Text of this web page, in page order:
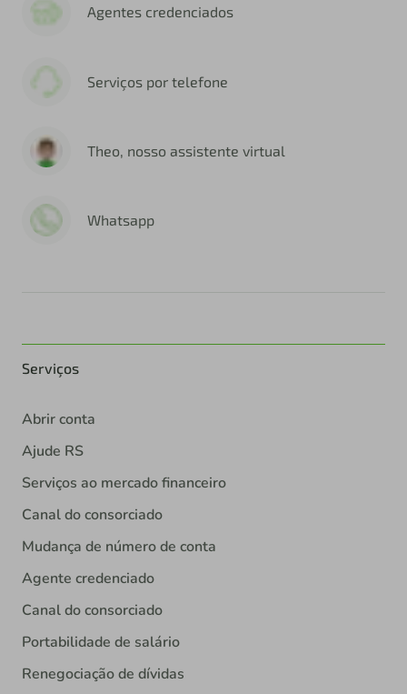
Agentes credenciados
Serviços por telefone
Theo, nosso assistente virtual
Whatsapp
Serviços
Abrir conta
Ajude RS
Serviços ao mercado financeiro
Canal do consorciado
Mudança de número de conta
Agente credenciado
Canal do consorciado
Portabilidade de salário
Renegociação de dívidas